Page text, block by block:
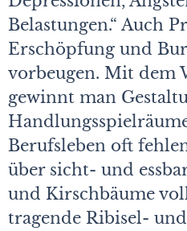
Belastungen.“ Auch
Erschöpfung und
vorbeugen. Mit dem
gewinnt man
Berufsleben oft
über sicht- und
und Kirschbäume
tragende Ribisel-